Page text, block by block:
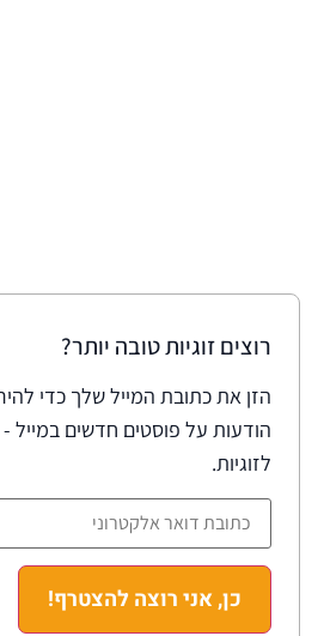
רוצים זוגיות טובה יותר?
הזן את כתובת המייל שלך כדי
הודעות על פוסטים חדשים במייל
לזוגיות.
כן, אני רוצה להצטרף!